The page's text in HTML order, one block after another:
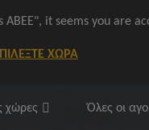
ΑΒΕΕ", it seems you are
ΧΏΡΑ
χώρες Όλες οι